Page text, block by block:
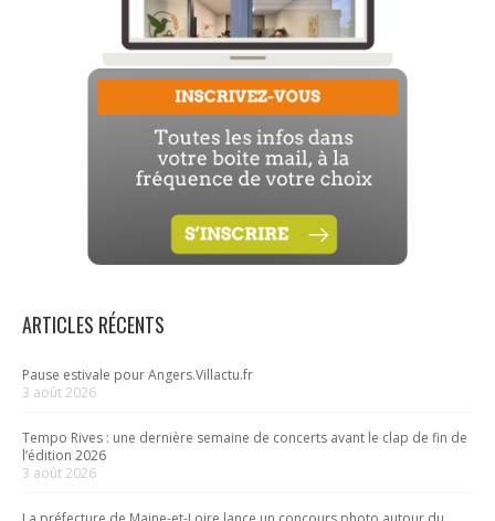
ARTICLES RÉCENTS
Pause estivale pour Angers.Villactu.fr
3 août 2026
Tempo Rives : une dernière semaine de concerts avant le clap de fin de
l’édition 2026
3 août 2026